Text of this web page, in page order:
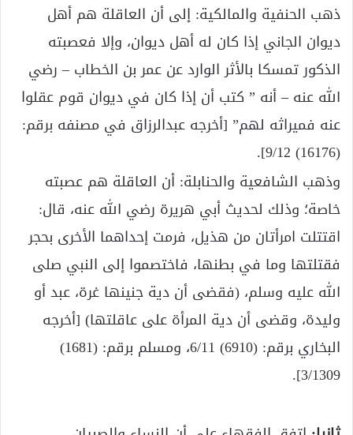
ذهب الحنفية والمالكية: إلى أن العاقلة هم أهل
ديوان الجاني إذا كان له أهل ديوان، وإلا فعصبته
الذكور تمسكا بالأثر الوارد عن عمر بن الخطاب – رضي
الله عنه – أنه ” كتب أن إذا كان في ديوان قوم عقلوا
عنه فميراثه لهم” [أخرجه عبدالرزاق في مصنفه برقم:
(16176) 9/12].
وذهب الشافعية والحنابلة: أن العاقلة هم عصبته
خاصة؛ وذلك لحديث أبي هريرة رضي الله عنه، قال:
اقتتلت امرأتان من هذيل، فرمت إحداهما الأخرى بحجر
فقتلتها وما في بطنها، فاختصموا إلى النبي صلى
الله عليه وسلم، (فقضى أن دية جنينها غرة، عبد أو
وليدة، وقضى أن دية المرأة على عاقلتها) [أخرجه
البخاري برقم: (6910) 6/11، ومسلم برقم: (1681)
3/1309].